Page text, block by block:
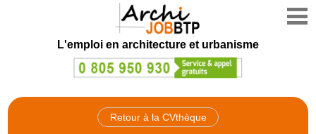
L'emploi en architecture et urbanisme
Retour à la CVthèque